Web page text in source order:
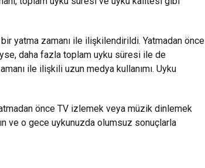
yatma zamanı ile ilişkilendirildi. Yatmadan önce
daha fazla toplam uyku süresi ile de
ile ilişkili uzun medya kullanımı. Uyku
önce TV izlemek veya müzik dinlemek
ve o gece uykunuzda olumsuz sonuçlarla